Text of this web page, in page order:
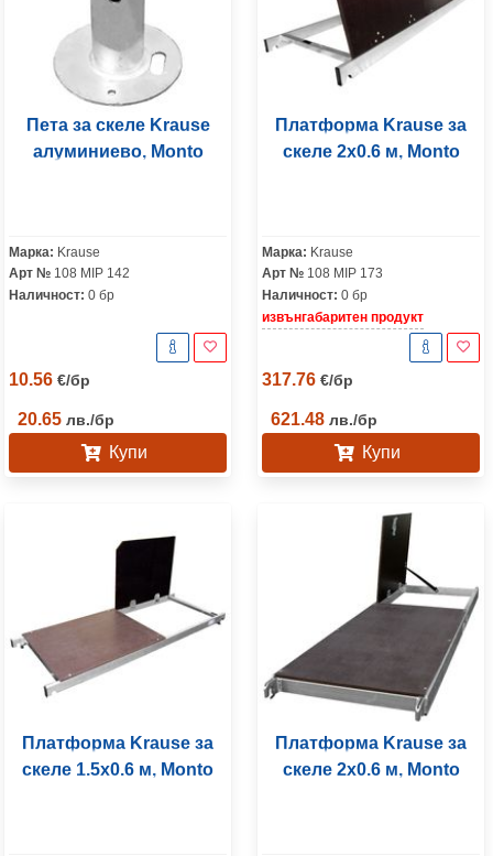
Пета за скеле Krause
алуминиево, Monto
Марка: Krause
Арт № 108 MIP 142
Наличност: 0 бр
10.56 €/бр
20.65 лв./бр
Купи
Платформа Krause за
скеле 2х0.6 м, Monto
Марка: Krause
Арт № 108 MIP 173
Наличност: 0 бр
извънгабаритен продукт
317.76 €/бр
621.48 лв./бр
Купи
Платформа Krause за
скеле 1.5x0.6 м, Monto
Платформа Krause за
скеле 2х0.6 м, Monto